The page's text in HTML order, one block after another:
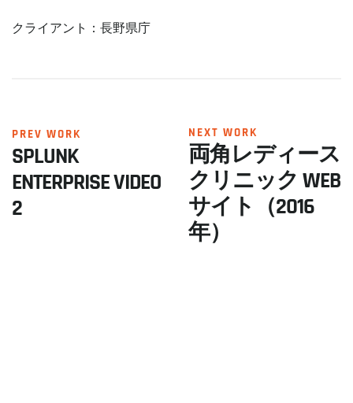
クライアント：長野県庁
PREV WORK
SPLUNK
ENTERPRISE VIDEO
2
NEXT WORK
両角レディース
クリニック WEB
サイト（2016
年）